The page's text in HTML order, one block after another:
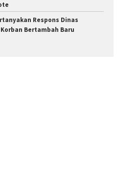
Respons Dinas
Bertambah Baru